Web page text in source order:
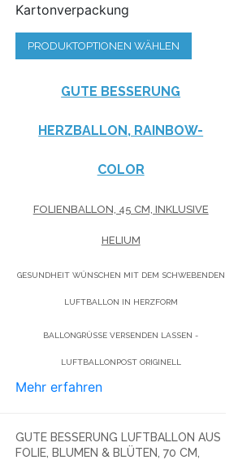
Kartonverpackung
PRODUKTOPTIONEN WÄHLEN
GUTE BESSERUNG
HERZBALLON, RAINBOW-
COLOR
FOLIENBALLON, 45 CM, INKLUSIVE
HELIUM
GESUNDHEIT WÜNSCHEN MIT DEM SCHWEBENDEN
LUFTBALLON IN HERZFORM
BALLONGRÜSSE VERSENDEN LASSEN - L
UFTBALLONPOST ORIGINELL
Mehr erfahren
GUTE BESSERUNG LUFTBALLON AUS
FOLIE, BLUMEN & BLÜTEN, 70 CM,